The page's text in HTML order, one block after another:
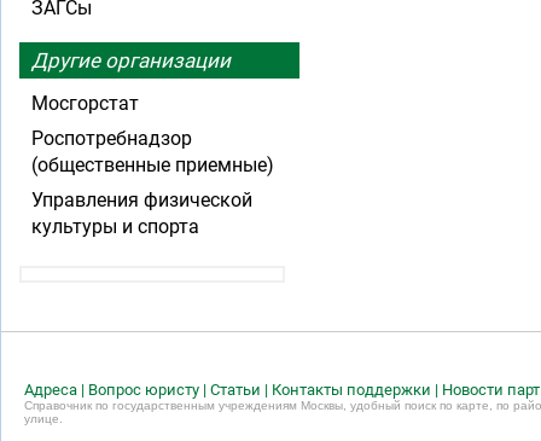
ЗАГСы
Другие организации
Мосгорстат
Роспотребнадзор
(общественные приемные)
Управления физической
культуры и спорта
Адреса | Вопрос юристу | Статьи | Контакты поддержки | Новости
Справочник по государственным учреждениям Москвы, удобный поиск по карте, по
улице.